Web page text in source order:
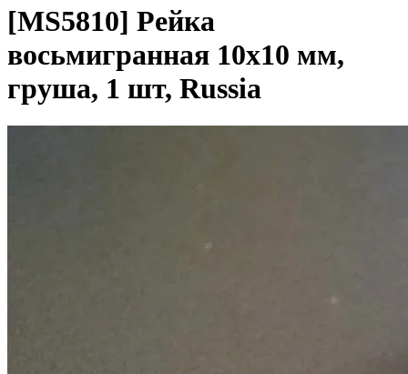
[MS5810] Рейка
восьмигранная 10х10 мм,
груша, 1 шт, Russia